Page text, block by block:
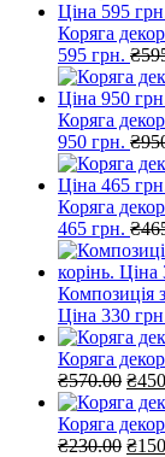
Коряга
595 грн. ₴
Коряга
950 грн. ₴
Коряга
465 грн. ₴
Композиція
Ціна 330
Коряга
₴570.00
ціна:
₴
Коряга
₴230.00 ₴